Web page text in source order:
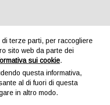
terze parti, per raccogliere
sito web da parte dei
sui cookie.
questa informativa,
al di fuori di questa
in altro modo.